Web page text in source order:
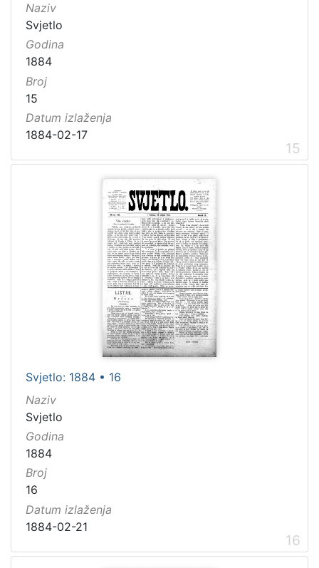
Naziv
Svjetlo
Godina
1884
Broj
15
Datum izlaženja
1884-02-17
15
Svjetlo: 1884 • 16
Naziv
Svjetlo
Godina
1884
Broj
16
Datum izlaženja
1884-02-21
16